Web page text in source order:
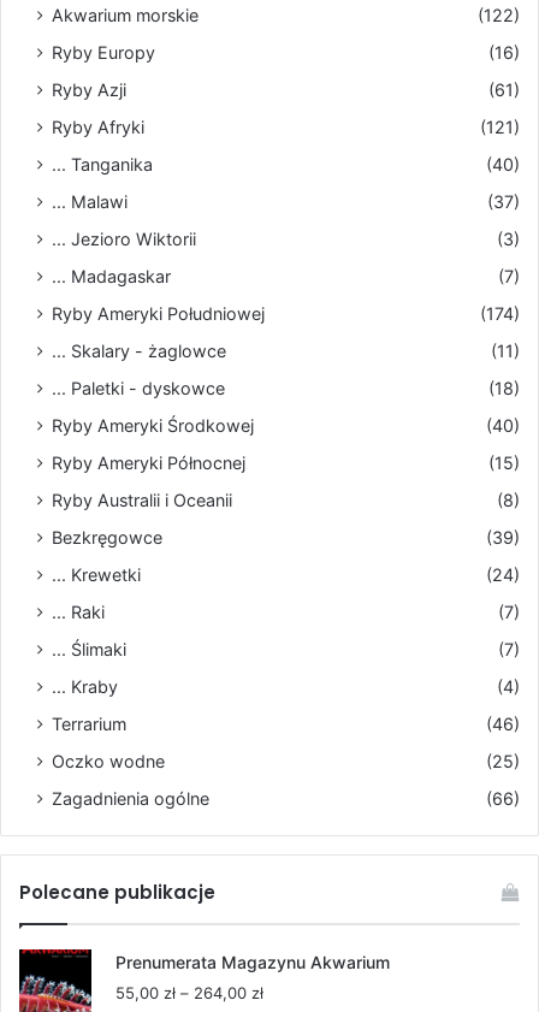
Akwarium morskie
(122)
Ryby Europy
(16)
Ryby Azji
(61)
Ryby Afryki
(121)
... Tanganika
(40)
... Malawi
(37)
... Jezioro Wiktorii
(3)
... Madagaskar
(7)
Ryby Ameryki Południowej
(174)
... Skalary - żaglowce
(11)
... Paletki - dyskowce
(18)
Ryby Ameryki Środkowej
(40)
Ryby Ameryki Północnej
(15)
Ryby Australii i Oceanii
(8)
Bezkręgowce
(39)
... Krewetki
(24)
... Raki
(7)
... Ślimaki
(7)
... Kraby
(4)
Terrarium
(46)
Oczko wodne
(25)
Zagadnienia ogólne
(66)
Polecane publikacje
Prenumerata Magazynu Akwarium
55,00 zł – 264,00 złZakres